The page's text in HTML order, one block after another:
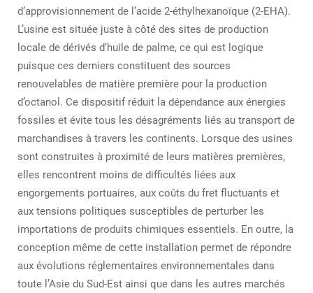
d’approvisionnement de l’acide 2-éthylhexanoïque (2-EHA).
L’usine est située juste à côté des sites de production
locale de dérivés d’huile de palme, ce qui est logique
puisque ces derniers constituent des sources
renouvelables de matière première pour la production
d’octanol. Ce dispositif réduit la dépendance aux énergies
fossiles et évite tous les désagréments liés au transport de
marchandises à travers les continents. Lorsque des usines
sont construites à proximité de leurs matières premières,
elles rencontrent moins de difficultés liées aux
engorgements portuaires, aux coûts du fret fluctuants et
aux tensions politiques susceptibles de perturber les
importations de produits chimiques essentiels. En outre, la
conception même de cette installation permet de répondre
aux évolutions réglementaires environnementales dans
toute l’Asie du Sud-Est ainsi que dans les autres marchés